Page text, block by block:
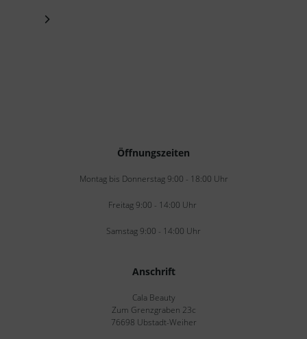
Öffnungszeiten
Montag bis Donnerstag 9:00 - 18:00 Uhr
Freitag 9:00 - 14:00 Uhr
Samstag 9:00 - 14:00 Uhr
Anschrift
Cala Beauty
Zum Grenzgraben 23c
76698 Ubstadt-Weiher